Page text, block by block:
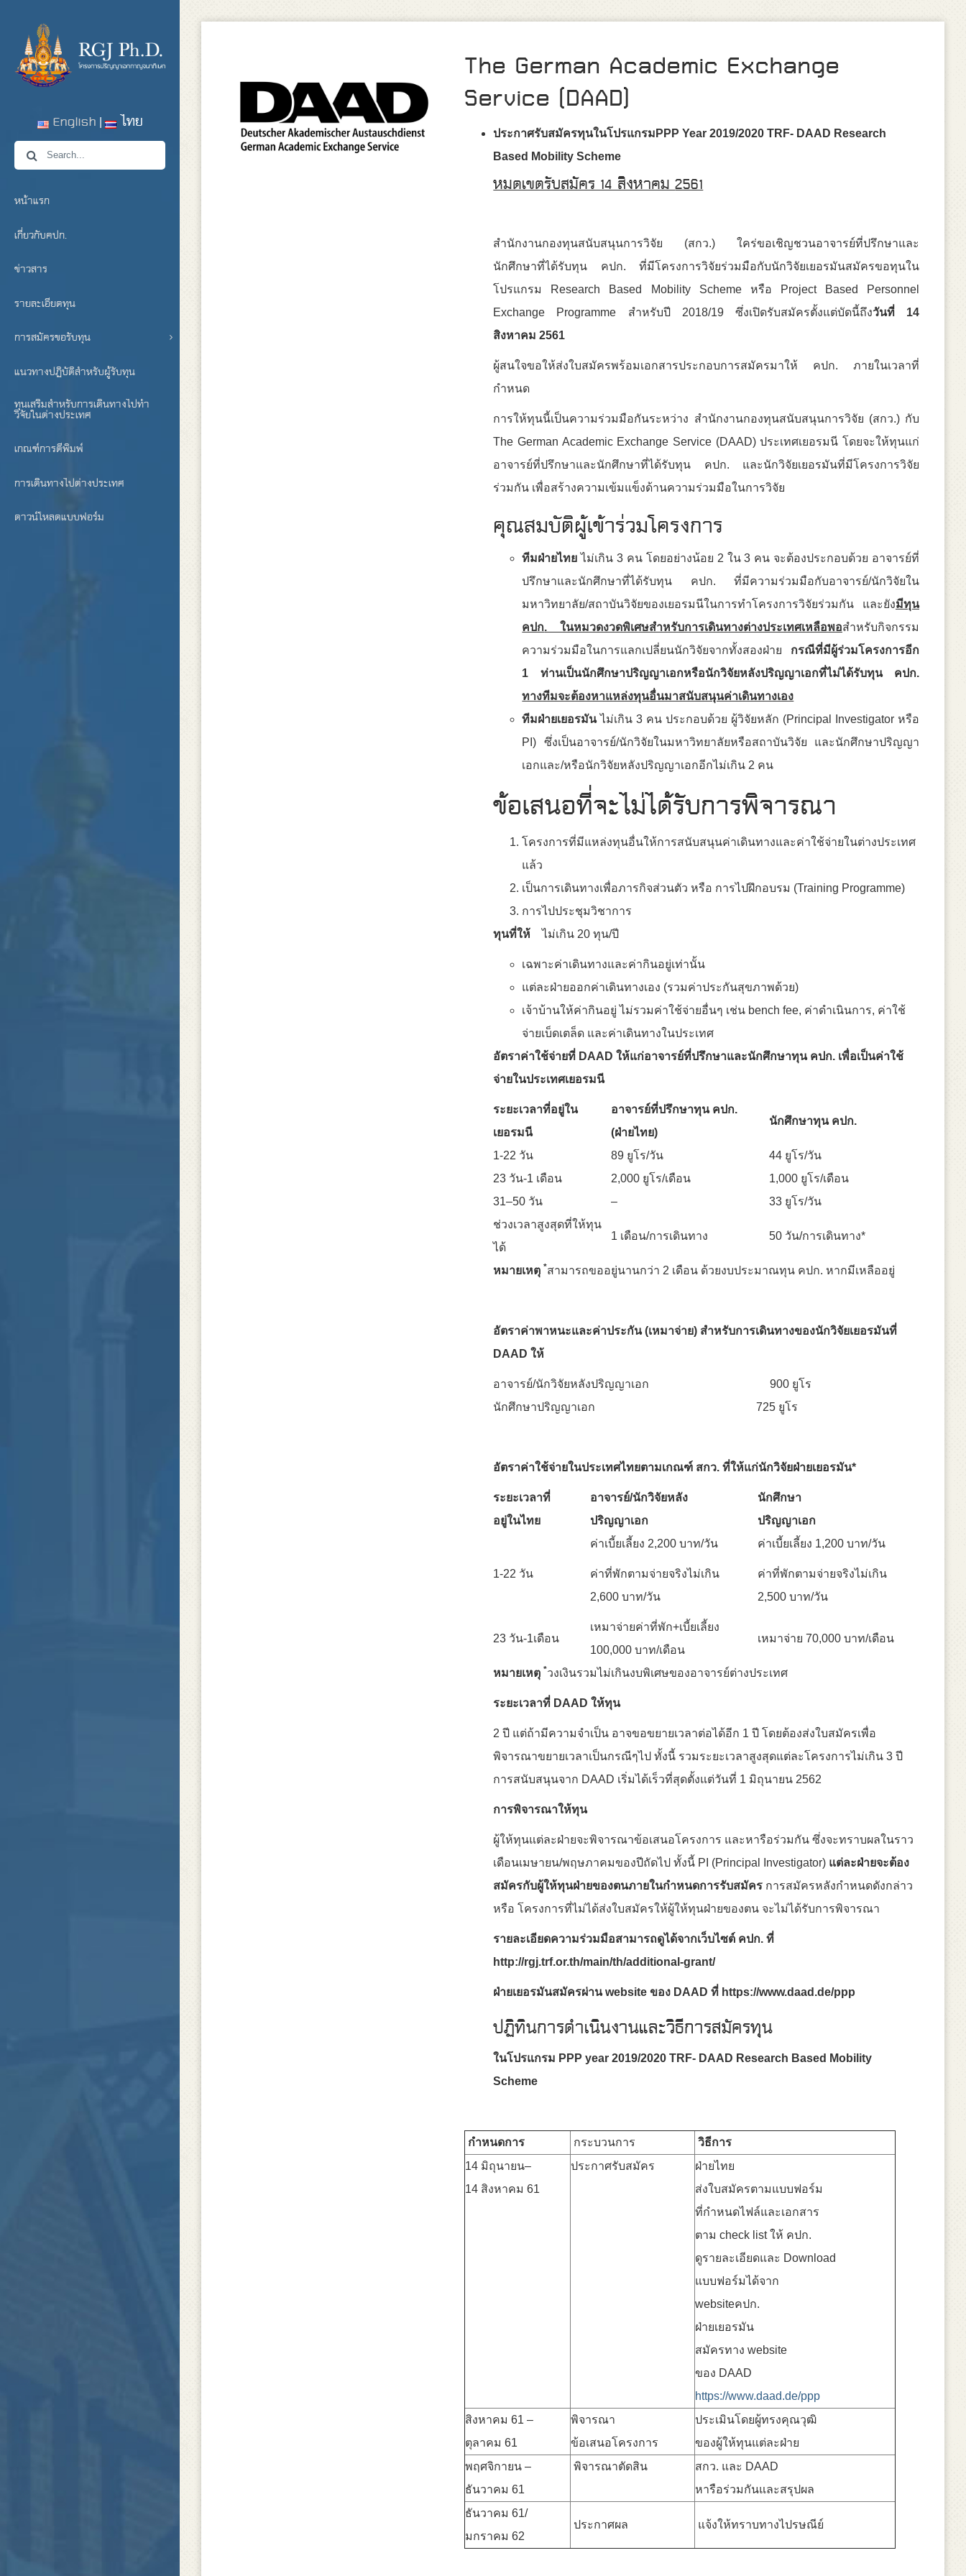
English ไทย
หน้าแรก
เกี่ยวกับคปก.
ข่าวสาร
รายละเอียดทุน
การสมัครขอรับทุน
แนวทางปฏิบัติสำหรับผู้รับทุน
ทุนเสริมสำหรับการเดินทางไปทำ
วิจัยในต่างประเทศ
เกณฑ์การตีพิมพ์
การเดินทางไปต่างประเทศ
ดาวน์โหลดแบบฟอร์ม
The German Academic Exchange
Service (DAAD)
ประกาศรับสมัครทุนในโปรแกรม PPP Year2019/2020TRF- DAAD Research
Based Mobility Scheme
หมดเขตรับสมัคร 14 สิงหาคม2561
สำนักงานกองทุนสนับสนุนการวิจัย (สกว.) ใคร่ขอเชิญชวนอาจารย์ที่ปรึกษาและ
นักศึกษาที่ได้รับทุน คปก. ที่มีโครงการวิจัยร่วมมือกับนักวิจัยเยอรมันสมัครขอทุนใน
โปรแกรม Research Based Mobility Scheme หรือ Project Based Personnel
Exchange Programme สำหรับปี 2018/19 ซึ่งเปิดรับสมัครตั้งแต่บัดนี้ถึงวันที่ 14
สิงหาคม2561
ผู้สนใจขอให้ส่งใบสมัครพร้อมเอกสารประกอบการสมัครมาให้ คปก. ภายในเวลาที่
กำหนด
การให้ทุนนี้เป็นความร่วมมือกันระหว่าง สำนักงานกองทุนสนับสนุนการวิจัย (สกว.) กับ
The German Academic Exchange Service (DAAD) ประเทศเยอรมนี โดยจะให้ทุนแก่
อาจารย์ที่ปรึกษาและนักศึกษาที่ได้รับทุน คปก. และนักวิจัยเยอรมันที่มีโครงการวิจัย
ร่วมกัน เพื่อสร้างความเข้มแข็งด้านความร่วมมือในการวิจัย
คุณสมบัติผู้เข้าร่วมโครงการ
ทีมฝ่ายไทย ไม่เกิน 3 คน โดยอย่างน้อย 2 ใน 3 คน จะต้องประกอบด้วย อาจารย์ที่
ปรึกษาและนักศึกษาที่ได้รับทุน คปก. ที่มีความร่วมมือกับอาจารย์/นักวิจัยใน
มหาวิทยาลัย/สถาบันวิจัยของเยอรมนีในการทำโครงการวิจัยร่วมกัน และยังมีทุน
คปก. ในหมวดงวดพิเศษสำหรับการเดินทางต่างประเทศเหลือพอสำหรับกิจกรรม
ความร่วมมือในการแลกเปลี่ยนนักวิจัยจากทั้งสองฝ่าย กรณีที่มีผู้ร่วมโครงการอีก
1 ท่านเป็นนักศึกษาปริญญาเอกหรือนักวิจัยหลังปริญญาเอกที่ไม่ได้รับทุน คปก.
ทางทีมจะต้องหาแหล่งทุนอื่นมาสนับสนุนค่าเดินทางเอง
ทีมฝ่ายเยอรมันไม่เกิน 3 คน ประกอบด้วย ผู้วิจัยหลัก (Principal Investigator หรือ
PI) ซึ่งเป็นอาจารย์/นักวิจัยในมหาวิทยาลัยหรือสถาบันวิจัย และนักศึกษาปริญญา
เอกและ/หรือนักวิจัยหลังปริญญาเอกอีกไม่เกิน 2 คน
ข้อเสนอที่จะไม่ได้รับการพิจารณา
โครงการที่มีแหล่งทุนอื่นให้การสนับสนุนค่าเดินทางและค่าใช้จ่ายในต่างประเทศ
แล้ว
เป็นการเดินทางเพื่อภารกิจส่วนตัว หรือ การไปฝึกอบรม (Training Programme)
การไปประชุมวิชาการ
ทุนที่ให้
ไม่เกิน 20 ทุน/ปี
เฉพาะค่าเดินทางและค่ากินอยู่เท่านั้น
แต่ละฝ่ายออกค่าเดินทางเอง (รวมค่าประกันสุขภาพด้วย)
เจ้าบ้านให้ค่ากินอยู่ ไม่รวมค่าใช้จ่ายอื่นๆ เช่น bench fee, ค่าดำเนินการ, ค่าใช้
จ่ายเบ็ดเตล็ด และค่าเดินทางในประเทศ
อัตราค่าใช้จ่ายที่ DAAD ให้แก่อาจารย์ที่ปรึกษาและนักศึกษาทุน คปก. เพื่อเป็นค่าใช้
จ่ายในประเทศเยอรมนี
ระยะเวลาที่อยู่ใน
เยอรมนี
อาจารย์ที่ปรึกษาทุน คปก.
(ฝ่ายไทย)
นักศึกษาทุน คปก.
1-22 วัน 89 ยูโร/วัน
44 ยูโร/วัน
23 วัน-1 เดือน
2,000 ยูโร/เดือน
1,000 ยูโร/เดือน
31–50 วัน
–
33 ยูโร/วัน
ช่วงเวลาสูงสุดที่ให้ทุน
ได้
1 เดือน/การเดินทาง 50 วัน/การเดินทาง*
หมายเหตุ*สามารถขออยู่นานกว่า 2 เดือน ด้วยงบประมาณทุน คปก. หากมีเหลืออยู่
อัตราค่าพาหนะและค่าประกัน(เหมาจ่าย) สำหรับการเดินทางของนักวิจัยเยอรมันที่
DAAD ให้
อาจารย์/นักวิจัยหลังปริญญาเอก 900 ยูโร
นักศึกษาปริญญาเอก 725 ยูโร
อัตราค่าใช้จ่ายในประเทศไทยตามเกณฑ์ สกว. ที่ให้แก่นักวิจัยฝ่ายเยอรมัน*
ระยะเวลาที่
อยู่ในไทย
อาจารย์/นักวิจัยหลัง
ปริญญาเอก
นักศึกษา
ปริญญาเอก
1-22 วัน
ค่าเบี้ยเลี้ยง 2,200 บาท/วัน
ค่าที่พักตามจ่ายจริงไม่เกิน
2,600 บาท/วัน
ค่าเบี้ยเลี้ยง 1,200 บาท/วัน
ค่าที่พักตามจ่ายจริงไม่เกิน
2,500 บาท/วัน
23 วัน-1เดือน
เหมาจ่ายค่าที่พัก+เบี้ยเลี้ยง
100,000 บาท/เดือน
เหมาจ่าย 70,000 บาท/เดือน
หมายเหตุ*วงเงินรวมไม่เกินงบพิเศษของอาจารย์ต่างประเทศ
ระยะเวลาที่ DAAD ให้ทุน
2 ปี แต่ถ้ามีความจำเป็น อาจขอขยายเวลาต่อได้อีก 1 ปี โดยต้องส่งใบสมัครเพื่อ
พิจารณาขยายเวลาเป็นกรณีๆไป ทั้งนี้ รวมระยะเวลาสูงสุดแต่ละโครงการไม่เกิน 3 ปี
การสนับสนุนจาก DAAD เริ่มได้เร็วที่สุดตั้งแต่วันที่ 1 มิถุนายน 2562
การพิจารณาให้ทุน
ผู้ให้ทุนแต่ละฝ่ายจะพิจารณาข้อเสนอโครงการ และหารือร่วมกัน ซึ่งจะทราบผลในราว
เดือนเมษายน/พฤษภาคมของปีถัดไป ทั้งนี้ PI (Principal Investigator) แต่ละฝ่ายจะต้อง
สมัครกับผู้ให้ทุนฝ่ายของตนภายในกำหนดการรับสมัคร การสมัครหลังกำหนดดังกล่าว
หรือ โครงการที่ไม่ได้ส่งใบสมัครให้ผู้ให้ทุนฝ่ายของตน จะไม่ได้รับการพิจารณา
รายละเอียดความร่วมมือสามารถดูได้จากเว็บไซต์ คปก. ที่
http://rgj.trf.or.th/main/th/additional-grant/
ฝ่ายเยอรมันสมัครผ่าน website ของ DAAD ที่ https://www.daad.de/ppp
ปฏิทินการดำเนินงานและวิธีการสมัครทุน
ในโปรแกรม PPP year 2019/2020 TRF- DAAD Research Based Mobility
Scheme
กำหนดการ กระบวนการ
วิธีการ
14 มิถุนายน–
14 สิงหาคม 61
ประกาศรับสมัคร
ฝ่ายไทย
ส่งใบสมัครตามแบบฟอร์ม
ที่กำหนดไฟล์และเอกสาร
ตาม check list ให้ คปก.
ดูรายละเอียดและ Download
แบบฟอร์มได้จาก
websiteคปก.
ฝ่ายเยอรมัน
สมัครทาง website
ของ DAAD
https://www.daad.de/ppp
สิงหาคม 61 –
ตุลาคม 61
พิจารณา
ข้อเสนอโครงการ
ประเมินโดยผู้ทรงคุณวุฒิ
ของผู้ให้ทุนแต่ละฝ่าย
พฤศจิกายน –
ธันวาคม 61
พิจารณาตัดสิน
สกว. และ DAAD
หารือร่วมกันและสรุปผล
ธันวาคม 61/
มกราคม 62
ประกาศผล แจ้งให้ทราบทางไปรษณีย์